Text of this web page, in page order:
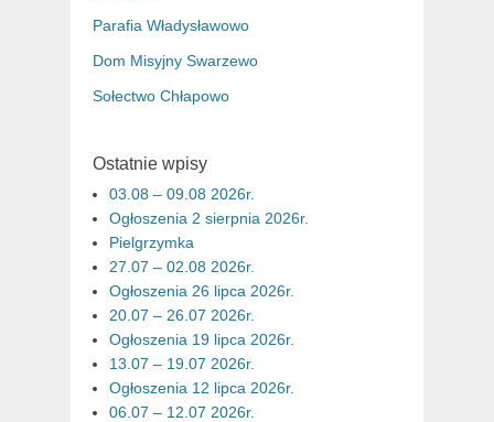
Parafia Władysławowo
Dom Misyjny Swarzewo
Sołectwo Chłapowo
Ostatnie wpisy
03.08 – 09.08 2026r.
Ogłoszenia 2 sierpnia 2026r.
Pielgrzymka
27.07 – 02.08 2026r.
Ogłoszenia 26 lipca 2026r.
20.07 – 26.07 2026r.
Ogłoszenia 19 lipca 2026r.
13.07 – 19.07 2026r.
Ogłoszenia 12 lipca 2026r.
06.07 – 12.07 2026r.